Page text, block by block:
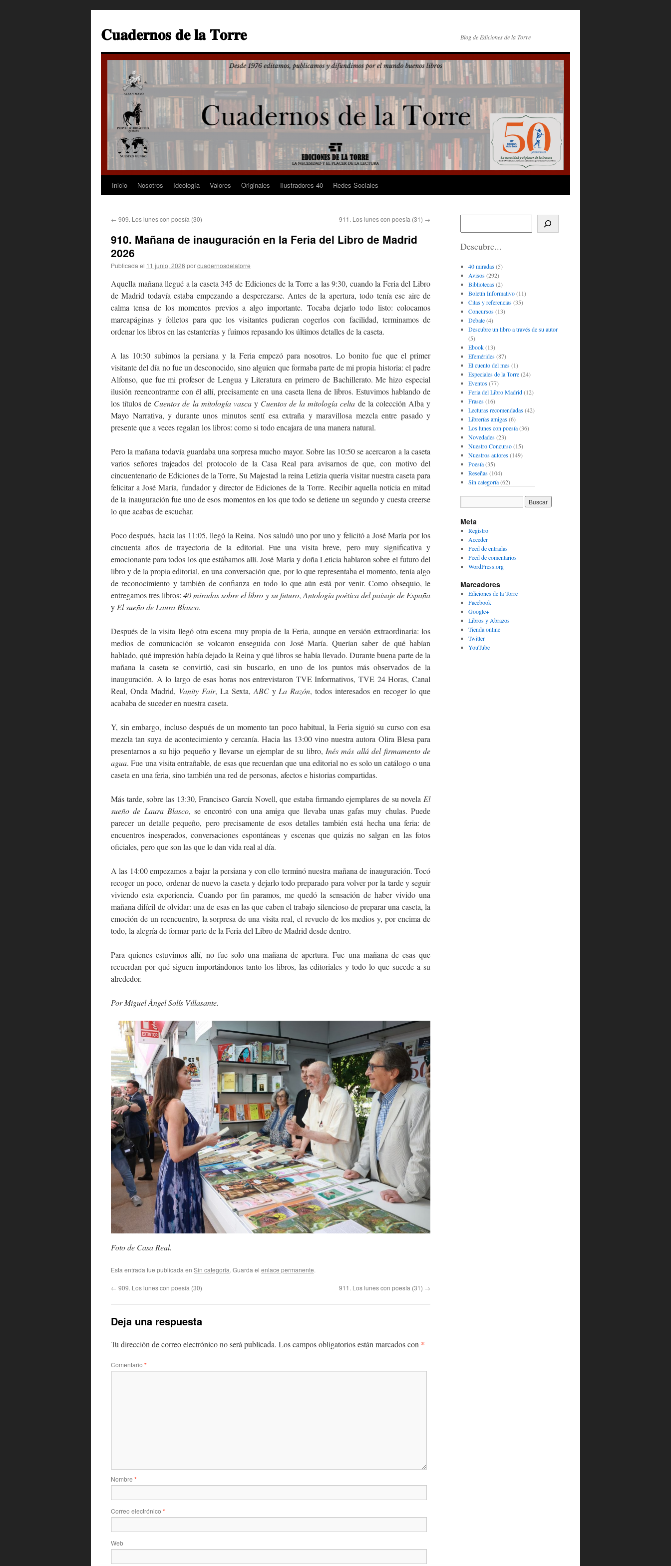
contenido
𝐂𝐮𝐚𝐝𝐞𝐫𝐧𝐨𝐬 𝐝𝐞 𝐥𝐚 𝐓𝐨𝐫𝐫𝐞 Blog de Ediciones de la Torre
Inicio Nosotros Ideología Valores Originales Ilustradores 40 Redes Sociales
← 909. Los lunes con poesía (30) 911. Los lunes con poesía (31) →
910. Mañana de inauguración en la Feria del Libro de Madrid
2026
Publicada el 11 junio, 2026 porcuadernosdelatorre
Aquella mañana llegué a la caseta 345 de Ediciones de la Torre a las 9:30, cuando la Feria del Libro
de Madrid todavía estaba empezando a desperezarse. Antes de la apertura, todo tenía ese aire de
calma tensa de los momentos previos a algo importante. Tocaba dejarlo todo listo: colocamos
marcapáginas y folletos para que los visitantes pudieran cogerlos con facilidad, terminamos de
ordenar los libros en las estanterías y fuimos repasando los últimos detalles de la caseta.
A las 10:30 subimos la persiana y la Feria empezó para nosotros. Lo bonito fue que el primer
visitante del día no fue un desconocido, sino alguien que formaba parte de mi propia historia: el padre
Alfonso, que fue mi profesor de Lengua y Literatura en primero de Bachillerato. Me hizo especial
ilusión reencontrarme con él allí, precisamente en una caseta llena de libros. Estuvimos hablando de
los títulos de Cuentos de la mitología vascay Cuentos de la mitología celta de la colección Alba y
Mayo Narrativa, y durante unos minutos sentí esa extraña y maravillosa mezcla entre pasado y
presente que a veces regalan los libros: como si todo encajara de una manera natural.
Pero la mañana todavía guardaba una sorpresa mucho mayor. Sobre las 10:50 se acercaron a la caseta
varios señores trajeados del protocolo de la Casa Real para avisarnos de que, con motivo del
cincuentenario de Ediciones de la Torre, Su Majestad la reina Letizia quería visitar nuestra caseta para
felicitar a José María, fundador y director de Ediciones de la Torre. Recibir aquella noticia en mitad
de la inauguración fue uno de esos momentos en los que todo se detiene un segundo y cuesta creerse
lo que acabas de escuchar.
Poco después, hacia las 11:05, llegó la Reina. Nos saludó uno por uno y felicitó a José María por los
cincuenta años de trayectoria de la editorial. Fue una visita breve, pero muy significativa y
emocionante para todos los que estábamos allí. José María y doña Leticia hablaron sobre el futuro del
libro y de la propia editorial, en una conversación que, por lo que representaba el momento, tenía algo
de reconocimiento y también de confianza en todo lo que aún está por venir. Como obsequio, le
entregamos tres libros:40 miradas sobre el libro y su futuro, Antología poética del paisaje de España
y El sueño de Laura Blasco.
Después de la visita llegó otra escena muy propia de la Feria, aunque en versión extraordinaria: los
medios de comunicación se volcaron enseguida con José María. Querían saber de qué habían
hablado, qué impresión había dejado la Reina y qué libros se había llevado. Durante buena parte de la
mañana la caseta se convirtió, casi sin buscarlo, en uno de los puntos más observados de la
inauguración. A lo largo de esas horas nos entrevistaron TVE Informativos, TVE 24 Horas, Canal
Real, Onda Madrid, Vanity Fair, La Sexta, ABCy La Razón, todos interesados en recoger lo que
acababa de suceder en nuestra caseta.
Y, sin embargo, incluso después de un momento tan poco habitual, la Feria siguió su curso con esa
mezcla tan suya de acontecimiento y cercanía. Hacia las 13:00 vino nuestra autora Olira Blesa para
presentarnos a su hijo pequeño y llevarse un ejemplar de su libro, Inés más allá del firmamento de
agua. Fue una visita entrañable, de esas que recuerdan que una editorial no es solo un catálogo o una
caseta en una feria, sino también una red de personas, afectos e historias compartidas.
Más tarde, sobre las 13:30, Francisco García Novell, que estaba firmando ejemplares de su novela El
sueño de Laura Blasco, se encontró con una amiga que llevaba unas gafas muy chulas. Puede
parecer un detalle pequeño, pero precisamente de esos detalles también está hecha una feria: de
encuentros inesperados, conversaciones espontáneas y escenas que quizás no salgan en las fotos
oficiales, pero que son las que le dan vida real al día.
A las 14:00 empezamos a bajar la persiana y con ello terminó nuestra mañana de inauguración. Tocó
recoger un poco, ordenar de nuevo la caseta y dejarlo todo preparado para volver por la tarde y seguir
viviendo esta experiencia. Cuando por fin paramos, me quedó la sensación de haber vivido una
mañana difícil de olvidar: una de esas en las que caben el trabajo silencioso de preparar una caseta, la
emoción de un reencuentro, la sorpresa de una visita real, el revuelo de los medios y, por encima de
todo, la alegría de formar parte de la Feria del Libro de Madrid desde dentro.
Para quienes estuvimos allí, no fue solo una mañana de apertura. Fue una mañana de esas que
recuerdan por qué siguen importándonos tanto los libros, las editoriales y todo lo que sucede a su
alrededor.
Por Miguel Ángel Solís Villasante.
Foto de Casa Real.
Esta entrada fue publicada en Sin categoría. Guarda el enlace permanente.
← 909. Los lunes con poesía (30) 911. Los lunes con poesía (31) →
Deja una respuesta
Tu dirección de correo electrónico no será publicada. Los campos obligatorios están marcados con *
Comentario *
Nombre *
Correo electrónico *
Web
Descubre...
40 miradas(5)
Avisos(292)
Bibliotecas(2)
Boletín Informativo(11)
Citas y referencias(35)
Concursos(13)
Debate(4)
Descubre un libro a través de su autor
(5)
Ebook(13)
Efemérides(87)
El cuento del mes(1)
Especiales de la Torre(24)
Eventos(77)
Feria del Libro Madrid(12)
Frases(16)
Lecturas recomendadas(42)
Librerías amigas(6)
Los lunes con poesía(36)
Novedades(23)
Nuestro Concurso(15)
Nuestros autores(149)
Poesía(35)
Reseñas(104)
Sin categoría(62)
Meta
Registro
Acceder
Feed de entradas
Feed de comentarios
WordPress.org
Marcadores
Ediciones de la Torre
Facebook
Google+
Libros y Abrazos
Tienda online
Twitter
YouTube